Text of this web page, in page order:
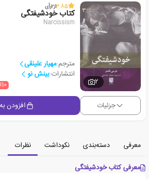
2
3.85از2رأی
کتاب خودشیفتگی
Narcissism
مترجم:مهیار علینقی
انتشارات:بینش نو
جزئیات افزودن
معرفی دسته‌بندی نکوداشت
نظرات
معرفی کتاب خودشیفتگی